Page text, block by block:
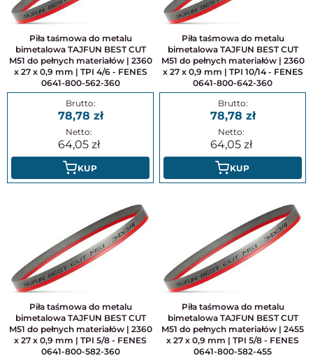
Piła taśmowa do metalu
bimetalowa TAJFUN BEST CUT
M51 do pełnych materiałów | 2360
x 27 x 0,9 mm | TPI 4/6 - FENES
0641-800-562-360
78,78
64,05
KUP
Piła taśmowa do metalu
bimetalowa TAJFUN BEST CUT
M51 do pełnych materiałów | 2360
x 27 x 0,9 mm | TPI 10/14 - FENES
0641-800-642-360
78,78
64,05
KUP
Piła taśmowa do metalu
bimetalowa TAJFUN BEST CUT
M51 do pełnych materiałów | 2360
x 27 x 0,9 mm | TPI 5/8 - FENES
0641-800-582-360
Piła taśmowa do metalu
bimetalowa TAJFUN BEST CUT
M51 do pełnych materiałów | 2455
x 27 x 0,9 mm | TPI 5/8 - FENES
0641-800-582-455